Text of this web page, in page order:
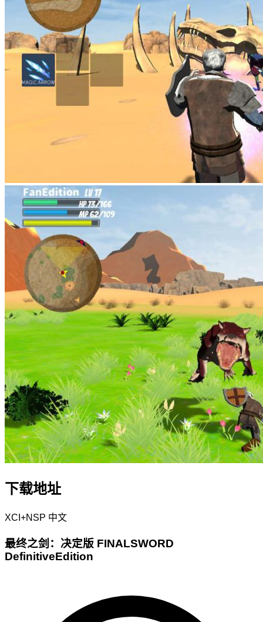
下载地址
XCI+NSP 中文
最终之剑：决定版 FINALSWORD
DefinitiveEdition